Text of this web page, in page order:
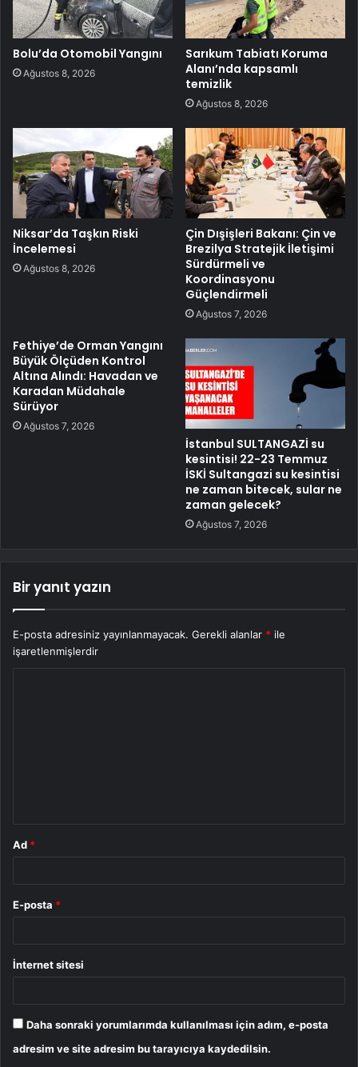
Bolu’da Otomobil Yangını
Ağustos 8, 2026
Sarıkum Tabiatı Koruma
Alanı’nda kapsamlı
temizlik
Ağustos 8, 2026
Niksar’da Taşkın Riski
İncelemesi
Ağustos 8, 2026
Çin Dışişleri Bakanı: Çin ve
Brezilya Stratejik İletişimi
Sürdürmeli ve
Koordinasyonu
Güçlendirmeli
Ağustos 7, 2026
Fethiye’de Orman Yangını
Büyük Ölçüden Kontrol
Altına Alındı: Havadan ve
Karadan Müdahale
Sürüyor
Ağustos 7, 2026
İstanbul SULTANGAZİ su
kesintisi! 22-23 Temmuz
İSKİ Sultangazi su kesintisi
ne zaman bitecek, sular ne
zaman gelecek?
Ağustos 7, 2026
Bir yanıt yazın
E-posta adresiniz yayınlanmayacak. Gerekli alanlar * ile
işaretlenmişlerdir
Ad *
E-posta *
İnternet sitesi
Daha sonraki yorumlarımda kullanılması için adım, e-posta
adresim ve site adresim bu tarayıcıya kaydedilsin.